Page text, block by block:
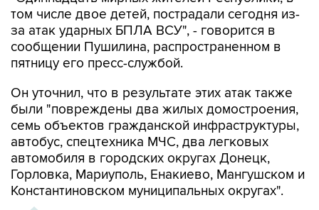
сообщении Пушилина, распространенном в
пятницу его пресс-службой.
Он уточнил, что в результате этих атак также
семь объектов гражданской инфраструктуры,
автобус, спецтехника МЧС, два легковых
автомобиля в городских округах Донецк,
Горловка, Мариуполь, Енакиево, Мангушском и
Константиновском муниципальных округах".